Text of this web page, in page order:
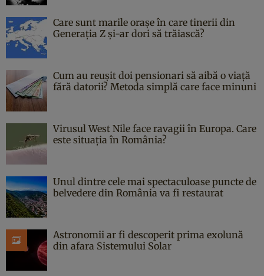
Care sunt marile orașe în care tinerii din
Generația Z și-ar dori să trăiască?
Cum au reușit doi pensionari să aibă o viață
fără datorii? Metoda simplă care face minuni
Virusul West Nile face ravagii în Europa. Care
este situația în România?
Unul dintre cele mai spectaculoase puncte de
belvedere din România va fi restaurat
Astronomii ar fi descoperit prima exolună
din afara Sistemului Solar